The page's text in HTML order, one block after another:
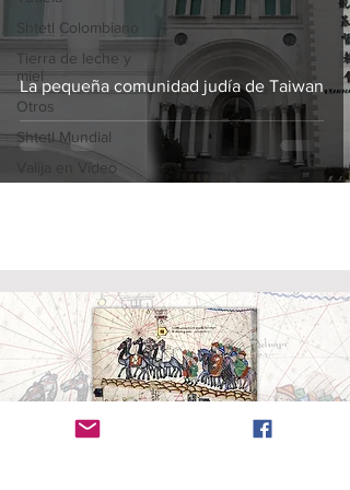
Shtetl Colombiano
Tierra de leche y
miel
Otros
Shtetl Mundial
Valija en Vídeo
La pequeña comunidad judía de Taiwan